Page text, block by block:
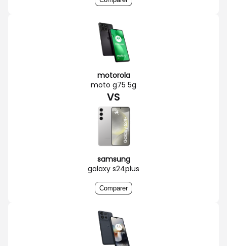
motorola
moto g75 5g
VS
samsung
galaxy s24plus
Comparer